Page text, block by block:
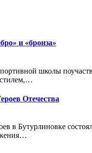
и «бронза»
школы
стилем,…
Отечества
в Бутурлиновке